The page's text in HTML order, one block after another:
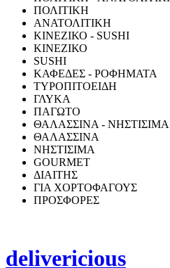
ΠΟΛΙΤΙΚΗ
ΑΝΑΤΟΛΙΤΙΚΗ
ΚΙΝΕΖΙΚΟ - SUSHI
ΚΙΝΕΖΙΚΟ
SUSHI
ΚΑΦΕΔΕΣ - ΡΟΦΗΜΑΤΑ
ΤΥΡΟΠΙΤΟΕΙΔΗ
ΓΛΥΚΑ
ΠΑΓΩΤΟ
ΘΑΛΑΣΣΙΝΑ - ΝΗΣΤΙΣΙΜΑ
ΘΑΛΑΣΣΙΝΑ
ΝΗΣΤΙΣΙΜΑ
GOURMET
ΔΙΑΙΤΗΣ
ΓΙΑ ΧΟΡΤΟΦΑΓΟΥΣ
ΠΡΟΣΦΟΡΕΣ
delivericious